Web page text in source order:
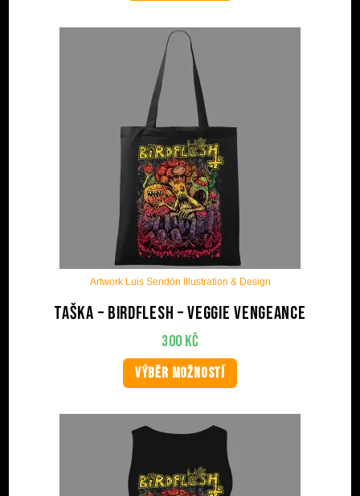
Artwork Luis Sendón Illustration & Design
Taška – BIRDFLESH – Veggie Vengeance
300 Kč
VÝBĚR MOŽNOSTÍ